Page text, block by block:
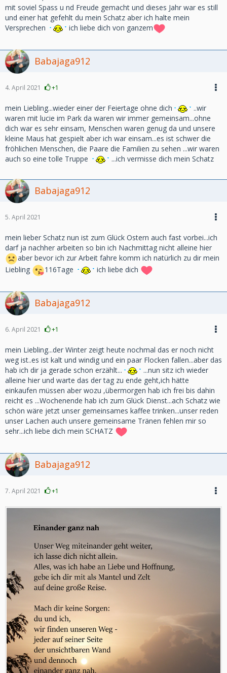
mit soviel Spass u nd Freude gemacht und dieses Jahr war es still
und einer hat gefehlt du mein Schatz aber ich halte mein
Versprechen
ich liebe dich von ganzem
Babajaga912
4. April 2021 +1
mein Liebling...wieder einer der Feiertage ohne dich
..wir
waren mit lucie im Park da waren wir immer gemeinsam...ohne
dich war es sehr einsam, Menschen waren genug da und unsere
kleine Maus hat gespielt aber ich war einsam...es ist schwer die
fröhlichen Menschen, die Paare die Familien zu sehen ...wir waren
auch so eine tolle Truppe
...ich vermisse dich mein Schatz
Babajaga912
5. April 2021
mein lieber Schatz nun ist zum Glück Ostern auch fast vorbei...ich
darf ja nachher arbeiten so bin ich Nachmittag nicht alleine hier
aber bevor ich zur Arbeit fahre komm ich natürlich zu dir mein
Liebling
116Tage ich liebe dich
Babajaga912
6. April 2021 +1
mein Liebling...der Winter zeigt heute nochmal das er noch nicht
weg ist..es ist kalt und windig und ein paar Flocken fallen...aber das
hab ich dir ja gerade schon erzählt...
...nun sitz ich wieder
alleine hier und warte das der tag zu ende geht,ich hätte
einkaufen müssen aber wozu ,übermorgen hab ich frei bis dahin
reicht es ...Wochenende hab ich zum Glück Dienst...ach Schatz wie
schön wäre jetzt unser gemeinsames kaffee trinken...unser reden
unser Lachen auch unsere gemeinsame Tränen fehlen mir so
sehr...ich liebe dich mein SCHATZ
Babajaga912
7. April 2021 +1